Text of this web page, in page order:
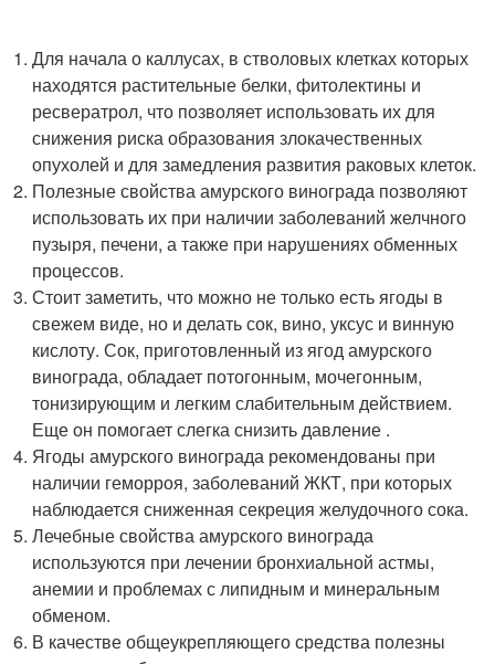
Для начала о каллусах, в стволовых клетках которых
находятся растительные белки, фитолектины и
ресвератрол, что позволяет использовать их для
снижения риска образования злокачественных
опухолей и для замедления развития раковых клеток.
Полезные свойства амурского винограда позволяют
использовать их при наличии заболеваний желчного
пузыря, печени, а также при нарушениях обменных
процессов.
Стоит заметить, что можно не только есть ягоды в
свежем виде, но и делать сок, вино, уксус и винную
кислоту. Сок, приготовленный из ягод амурского
винограда, обладает потогонным, мочегонным,
тонизирующим и легким слабительным действием.
Еще он помогает слегка снизить давление .
Ягоды амурского винограда рекомендованы при
наличии геморроя, заболеваний ЖКТ, при которых
наблюдается сниженная секреция желудочного сока.
Лечебные свойства амурского винограда
используются при лечении бронхиальной астмы,
анемии и проблемах с липидным и минеральным
обменом.
В качестве общеукрепляющего средства полезны